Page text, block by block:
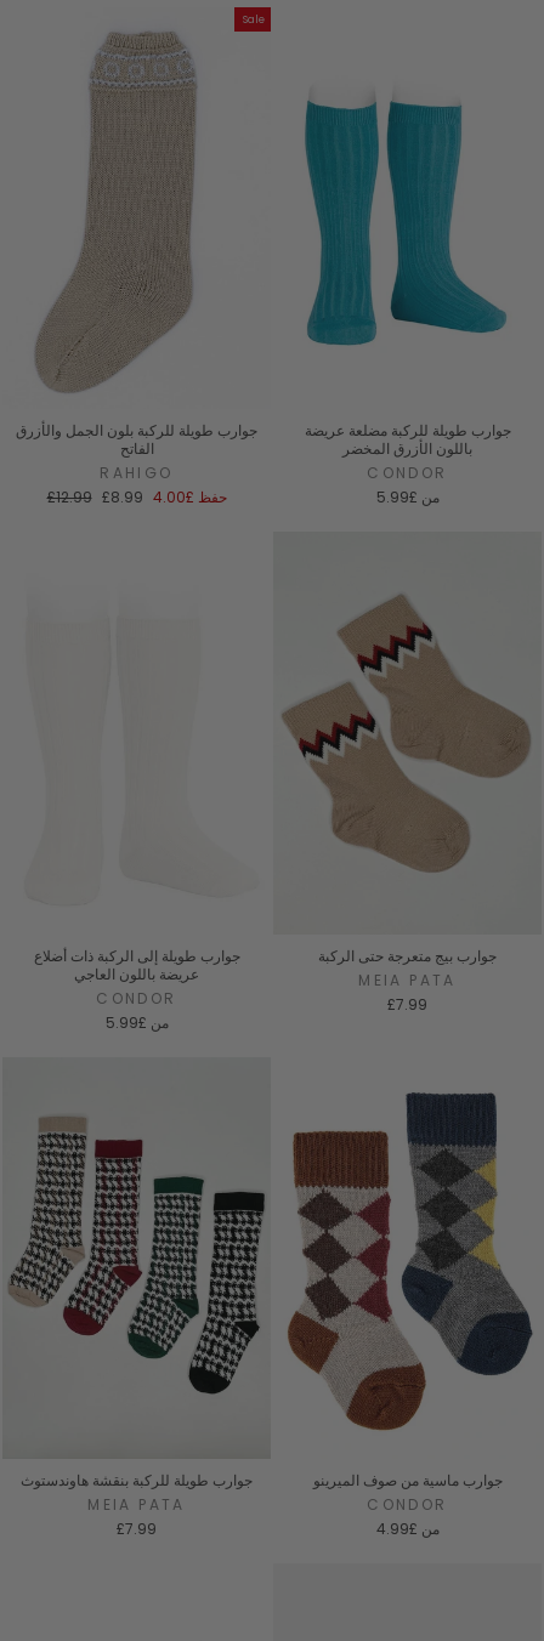
Sale
جوارب طويلة للركبة بلون الجمل والأزرق
الفاتح
RAHIGO
السعر
£12.99 سعر
£8.99 حفظ £4.00
جوارب طويلة للركبة مضلعة عريضة
باللون الأزرق المخضر
CONDOR
من £5.99
جوارب طويلة إلى الركبة ذات أضلاع
عريضة باللون العاجي
CONDOR
من £5.99
جوارب بيج متعرجة حتى الركبة
MEIA PATA
£7.99
جوارب طويلة للركبة بنقشة هاوندستوث
MEIA PATA
£7.99
جوارب ماسية من صوف الميرينو
CONDOR
من £4.99